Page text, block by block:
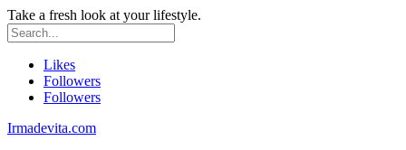
Take a fresh look at your lifestyle.
Likes
Followers
Followers
Irmadevita.com